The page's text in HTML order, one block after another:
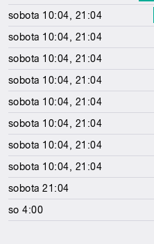
sobota 10:04, 21:04
sobota 10:04, 21:04
sobota 10:04, 21:04
sobota 10:04, 21:04
sobota 10:04, 21:04
sobota 10:04, 21:04
sobota 10:04, 21:04
sobota 10:04, 21:04
sobota 21:04
so 4:00